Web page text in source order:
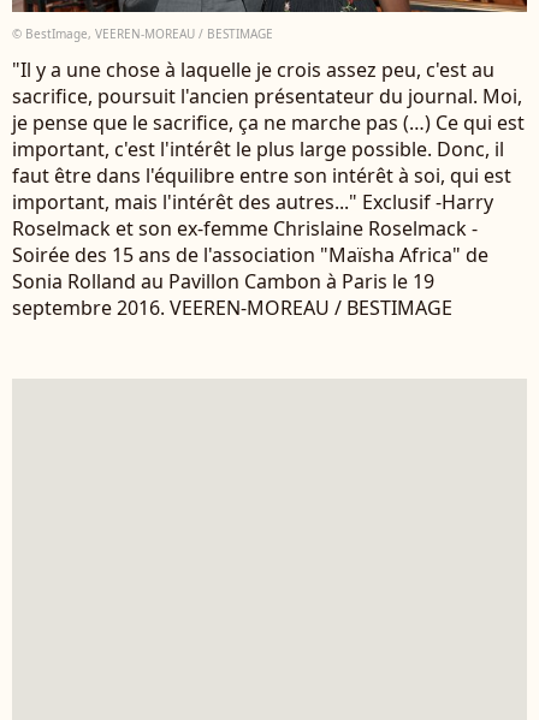
© BestImage, VEEREN-MOREAU / BESTIMAGE
"Il y a une chose à laquelle je crois assez peu, c'est au
sacrifice, poursuit l'ancien présentateur du journal. Moi,
je pense que le sacrifice, ça ne marche pas (…) Ce qui est
important, c'est l'intérêt le plus large possible. Donc, il
faut être dans l'équilibre entre son intérêt à soi, qui est
important, mais l'intérêt des autres..." Exclusif -Harry
Roselmack et son ex-femme Chrislaine Roselmack -
Soirée des 15 ans de l'association "Maïsha Africa" de
Sonia Rolland au Pavillon Cambon à Paris le 19
septembre 2016. VEEREN-MOREAU / BESTIMAGE